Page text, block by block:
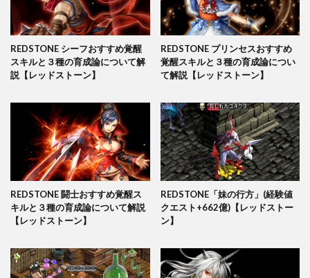
REDSTONE シーフおすすめ覚醒
スキルと３種の育成論について解
説【レッドストーン】
REDSTONE プリンセスおすすめ
覚醒スキルと３種の育成論につい
て解説【レッドストーン】
REDSTONE 闘士おすすめ覚醒ス
キルと３種の育成論について解説
【レッドストーン】
REDSTONE「妹の行方」(経験値
クエスト+662億)【レッドストー
ン】